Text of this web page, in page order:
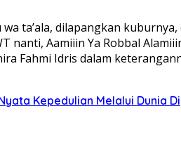
ta’ala, dilapangkan
Aamiiin Ya Robbal
Fahmi Idris dalam
Kepedulian Melalui Dunia